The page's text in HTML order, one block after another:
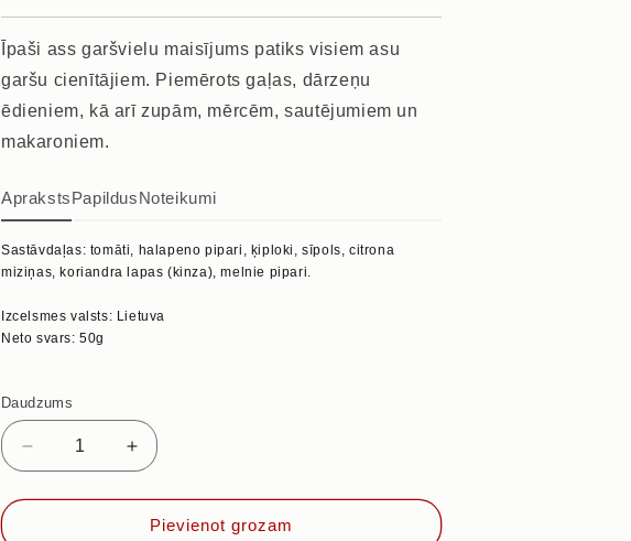
Īpaši ass garšvielu maisījums patiks visiem asu
garšu cienītājiem. Piemērots gaļas, dārzeņu
ēdieniem, kā arī zupām, mērcēm, sautējumiem un
makaroniem.
AprakstsPapildusNoteikumi
Sastāvdaļas: tomāti, halapeno pipari, ķiploki, sīpols, citrona
miziņas, koriandra lapas (kinza), melnie pipari.
Izcelsmes valsts: Lietuva
Neto svars: 50g
Daudzums
Samazināt
daudzumu
priekš
Palielināt
daudzumu
priekš
ZUMBA
Pievienot grozam